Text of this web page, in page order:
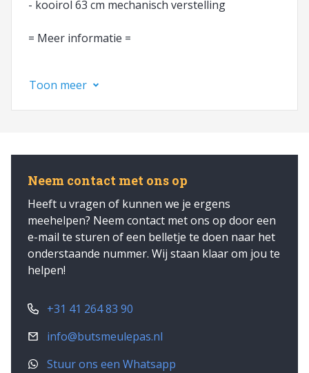
- kooirol 63 cm mechanisch verstelling
= Meer informatie =
Toon meer
Neem contact met ons op
Heeft u vragen of kunnen we je ergens
meehelpen? Neem contact met ons op door een
e-mail te sturen of een belletje te doen naar het
onderstaande nummer. Wij staan klaar om jou te
helpen!
+31 41 264 83 90
info@butsmeulepas.nl
Stuur ons een Whatsapp